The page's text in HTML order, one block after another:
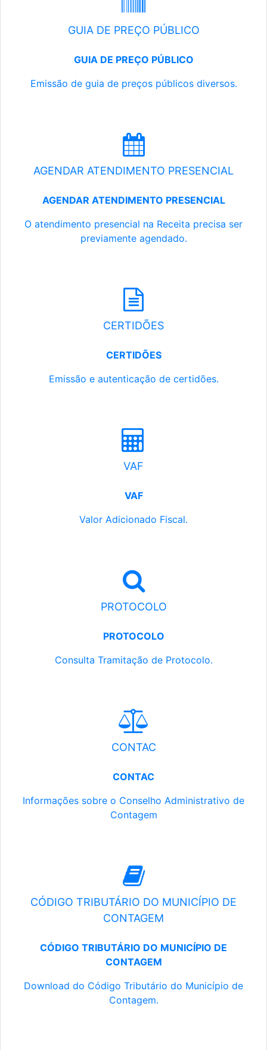
GUIA DE PREÇO PÚBLICO
GUIA DE PREÇO PÚBLICO
Emissão de guia de preços públicos diversos.
AGENDAR ATENDIMENTO PRESENCIAL
AGENDAR ATENDIMENTO PRESENCIAL
O atendimento presencial na Receita precisa ser
previamente agendado.
CERTIDÕES
CERTIDÕES
Emissão e autenticação de certidões.
VAF
VAF
Valor Adicionado Fiscal.
PROTOCOLO
PROTOCOLO
Consulta Tramitação de Protocolo.
CONTAC
CONTAC
Informações sobre o Conselho Administrativo de
Contagem
CÓDIGO TRIBUTÁRIO DO MUNICÍPIO DE
CONTAGEM
CÓDIGO TRIBUTÁRIO DO MUNICÍPIO DE
CONTAGEM
Download do Código Tributário do Município de
Contagem.